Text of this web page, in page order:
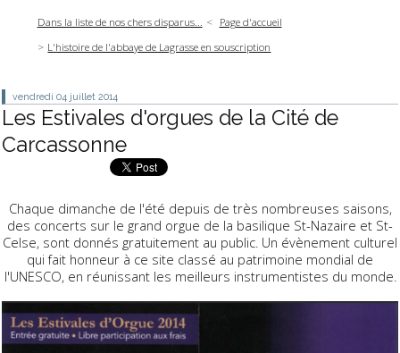
Dans la liste de nos chers disparus...
Page d'accueil
L'histoire de l'abbaye de Lagrasse en souscription
vendredi 04 juillet 2014
Les Estivales d'orgues de la Cité de
Carcassonne
Chaque dimanche de l'été depuis de très nombreuses saisons,
des concerts sur le grand orgue de la basilique St-Nazaire et St-
Celse, sont donnés gratuitement au public. Un évènement culturel
qui fait honneur à ce site classé au patrimoine mondial de
l'UNESCO, en réunissant les meilleurs instrumentistes du monde.